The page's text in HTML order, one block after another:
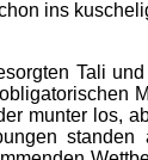
ins
Tali
munter los,
standen